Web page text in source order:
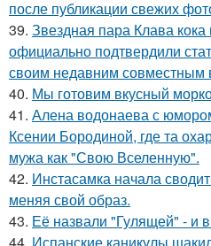
после публикации свежих
39. Звездная пара Клава
официально подтвердили
своим недавним совместным
40. Мы готовим вкусный
41. Алена водонаева с
Ксении Бородиной, где та
мужа как "Свою Вселенную".
42. Инстасамка начала
меняя свой образ.
43. Её назвали "Гулящей" - и